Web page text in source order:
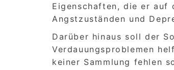
Eigenschaften, die er auf
Angstzuständen und
Darüber hinaus soll der
Verdauungsproblemen
keiner Sammlung fehlen